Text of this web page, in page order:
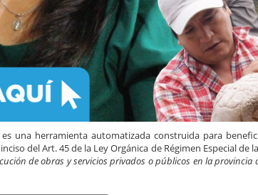
una herramienta automatizada construida para
del Art. 45 de la Ley Orgánica de Régimen Especial de
de obras y servicios privados o públicos en la provincia